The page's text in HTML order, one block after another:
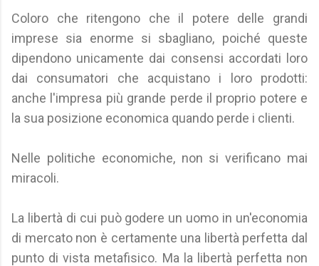
Coloro che ritengono che il potere delle grandi
imprese sia enorme si sbagliano, poiché queste
dipendono unicamente dai consensi accordati loro
dai consumatori che acquistano i loro prodotti:
anche l'impresa più grande perde il proprio potere e
la sua posizione economica quando perde i clienti.
Nelle politiche economiche, non si verificano mai
miracoli.
La libertà di cui può godere un uomo in un'economia
di mercato non è certamente una libertà perfetta dal
punto di vista metafisico. Ma la libertà perfetta non